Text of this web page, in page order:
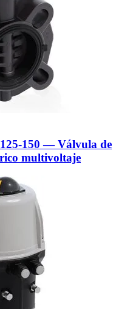
150 — Válvula de
multivoltaje